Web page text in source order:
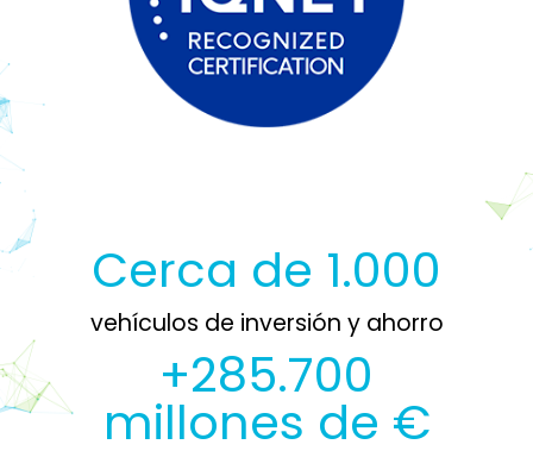
Cerca de 1.000
vehículos de inversión y ahorro
+285.700
millones de €